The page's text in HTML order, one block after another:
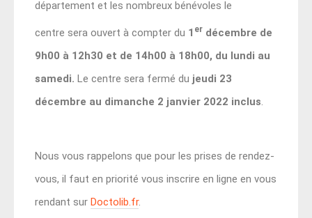
département et les nombreux bénévoles le
centre sera ouvert à compter du 1 er décembre de
9h00 à 12h30 et de 14h00 à 18h00, du lundi au
samedi. Le centre sera fermé du jeudi 23
décembre au dimanche 2 janvier 2022 inclus.
Nous vous rappelons que pour les prises de rendez-
vous, il faut en priorité vous inscrire en ligne en vous
rendant sur Doctolib.fr.